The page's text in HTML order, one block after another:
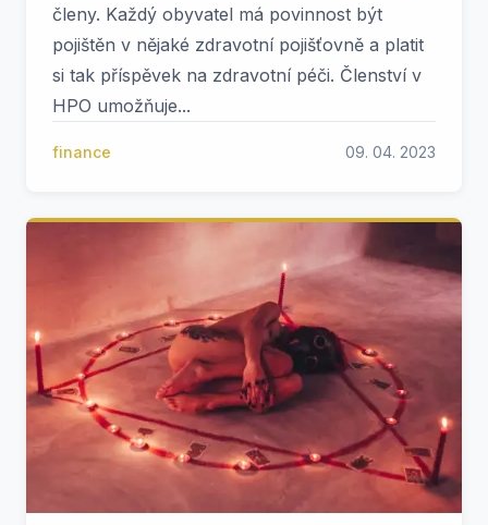
členy. Každý obyvatel má povinnost být
pojištěn v nějaké zdravotní pojišťovně a platit
si tak příspěvek na zdravotní péči. Členství v
HPO umožňuje...
finance 09. 04. 2023